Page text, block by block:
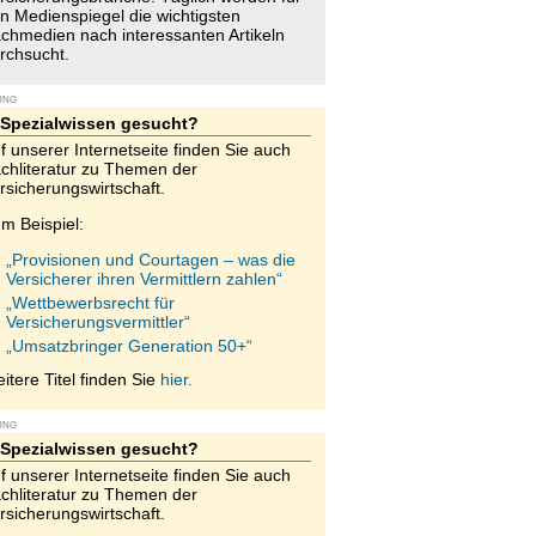
Medienspiegel die wichtigsten
nach interessanten Artikeln
Spezialwissen gesucht?
unserer Internetseite finden Sie auch
zu Themen der
Beispiel:
„Provisionen und Courtagen – was die
Versicherer ihren Vermittlern zahlen“
„Wettbewerbsrecht für
Versicherungsvermittler“
„Umsatzbringer Generation 50+“
Titel finden Sie hier.
Spezialwissen gesucht?
unserer Internetseite finden Sie auch
zu Themen der